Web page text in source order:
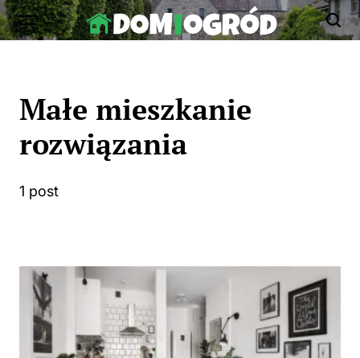
Skip
to
Małe mieszkanie
rozwiązania
1 post